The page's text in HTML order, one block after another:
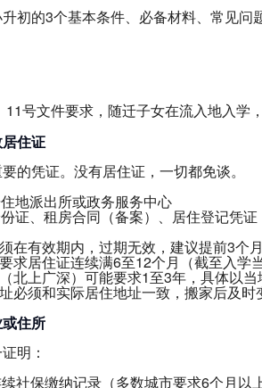
初的3个基本条件、必备材料、常见问
号文件要求，随迁子女在流入地入学
住证
的凭证。没有居住证，一切都免谈。
地派出所或政务服务中心
证、租房合同（备案）、居住登记凭证
在有效期内，过期无效，建议提前3个
求居住证连续满6至12个月（截至入学
北上广深）可能要求1至3年，具体以
必须和实际居住地址一致，搬家后及时
住所
明：
社保缴纳记录（多数城市要求6个月以